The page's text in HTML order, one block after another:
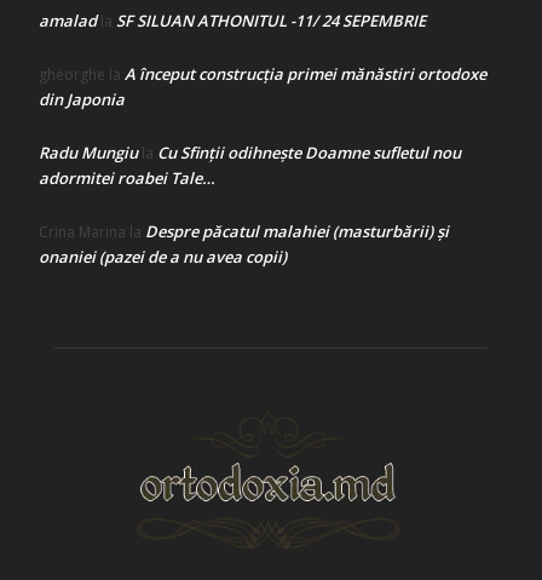
amaladla SF SILUAN ATHONITUL -11/ 24 SEPEMBRIE
gheorghe la A început construcţia primei mănăstiri ortodoxe
din Japonia
Radu Mungiula Cu Sfinții odihnește Doamne sufletul nou
adormitei roabei Tale…
Crina Marina la Despre păcatul malahiei (masturbării) şi
onaniei (pazei de a nu avea copii)